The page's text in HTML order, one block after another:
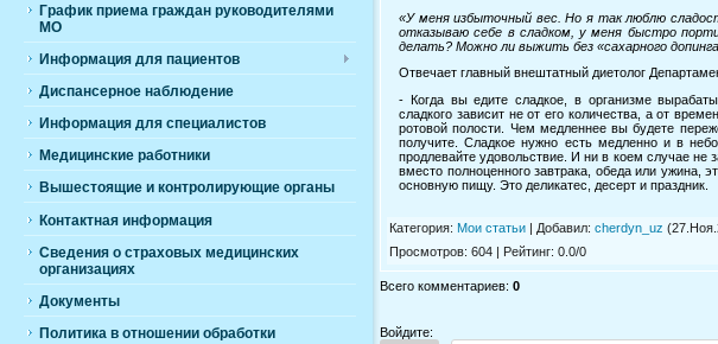
График приема граждан руководителями
МО
Информация для пациентов
Диспансерное наблюдение
Информация для специалистов
Медицинские работники
Вышестоящие и контролирующие органы
Контактная информация
Сведения о страховых медицинских
организациях
Документы
Политика в отношении обработки
«У меня избыточный вес. Но я так люблю
отказываю себе в сладком, у меня быстро
делать? Можно ли выжить без «сахарного
Отвечает главный внештатный диетолог
- Когда вы едите сладкое, в организме
сладкого зависит не от его количества, а от
ротовой полости. Чем медленнее вы будете
получите. Сладкое нужно есть медленно и в
продлевайте удовольствие. И ни в коем случае
вместо полноценного завтрака, обеда или ужина,
основную пищу. Это деликатес, десерт и праздник.
Категория: Мои статьи | Добавил: cherdyn_uz
Просмотров: 604 | Рейтинг: 0.0/0
Всего комментариев: 0
Войдите: